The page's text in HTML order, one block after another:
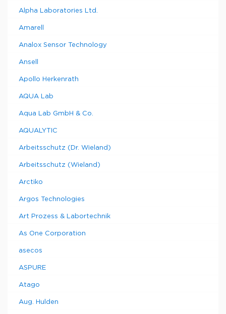
Alpha Laboratories Ltd.
Amarell
Analox Sensor Technology
Ansell
Apollo Herkenrath
AQUA Lab
Aqua Lab GmbH & Co.
AQUALYTIC
Arbeitsschutz (Dr. Wieland)
Arbeitsschutz (Wieland)
Arctiko
Argos Technologies
Art Prozess & Labortechnik
As One Corporation
asecos
ASPURE
Atago
Aug. Hulden